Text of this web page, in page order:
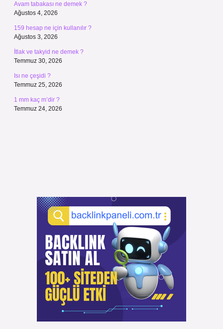
Avam tabakası ne demek ?
Ağustos 4, 2026
159 hesap ne için kullanılır ?
Ağustos 3, 2026
İtlak ve takyid ne demek ?
Temmuz 30, 2026
Isı ne çeşidi ?
Temmuz 25, 2026
1 mm kaç m’dir ?
Temmuz 24, 2026